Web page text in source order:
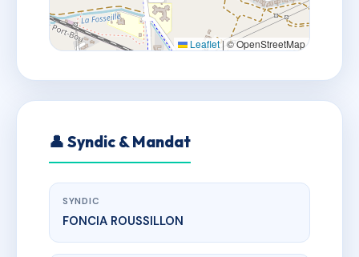
Leaflet | © OpenStreetMap
👤 Syndic & Mandat
SYNDIC
FONCIA ROUSSILLON